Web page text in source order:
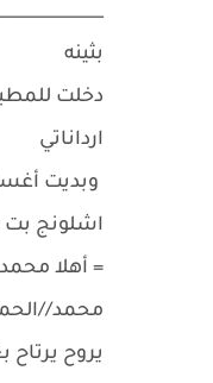
بثينه
دخلت
ارداناتي
وبديت
اشلونج
= أهلا
محمد//
يروح